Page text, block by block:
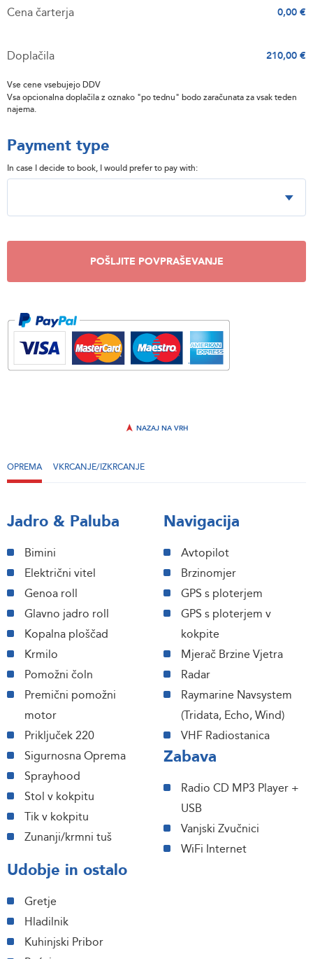
Cena čarterja 0,00 €
Doplačila 210,00 €
Vse cene vsebujejo DDV
Vsa opcionalna doplačila z oznako "po tednu" bodo zaračunata za vsak teden
najema.
Payment type
In case I decide to book, I would prefer to pay with:
POŠLJITE POVPRAŠEVANJE
NAZAJ NA VRH
OPREMA VKRCANJE/IZKRCANJE
Jadro & Paluba
Bimini
Električni vitel
Genoa roll
Glavno jadro roll
Kopalna ploščad
Krmilo
Pomožni čoln
Premični pomožni
motor
Priključek 220
Sigurnosna Oprema
Sprayhood
Stol v kokpitu
Tik v kokpitu
Zunanji/krmni tuš
Navigacija
Avtopilot
Brzinomjer
GPS s ploterjem
GPS s ploterjem v
kokpite
Mjerač Brzine Vjetra
Radar
Raymarine Navsystem
(Tridata, Echo, Wind)
VHF Radiostanica
Zabava
Radio CD MP3 Player +
USB
Vanjski Zvučnici
WiFi Internet
Udobje in ostalo
Gretje
Hladilnik
Kuhinjski Pribor